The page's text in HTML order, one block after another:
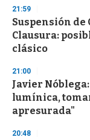
21:59
Suspensión
Clausura:
clásico
21:00
Javier
lumínica,
apresurada"
20:48